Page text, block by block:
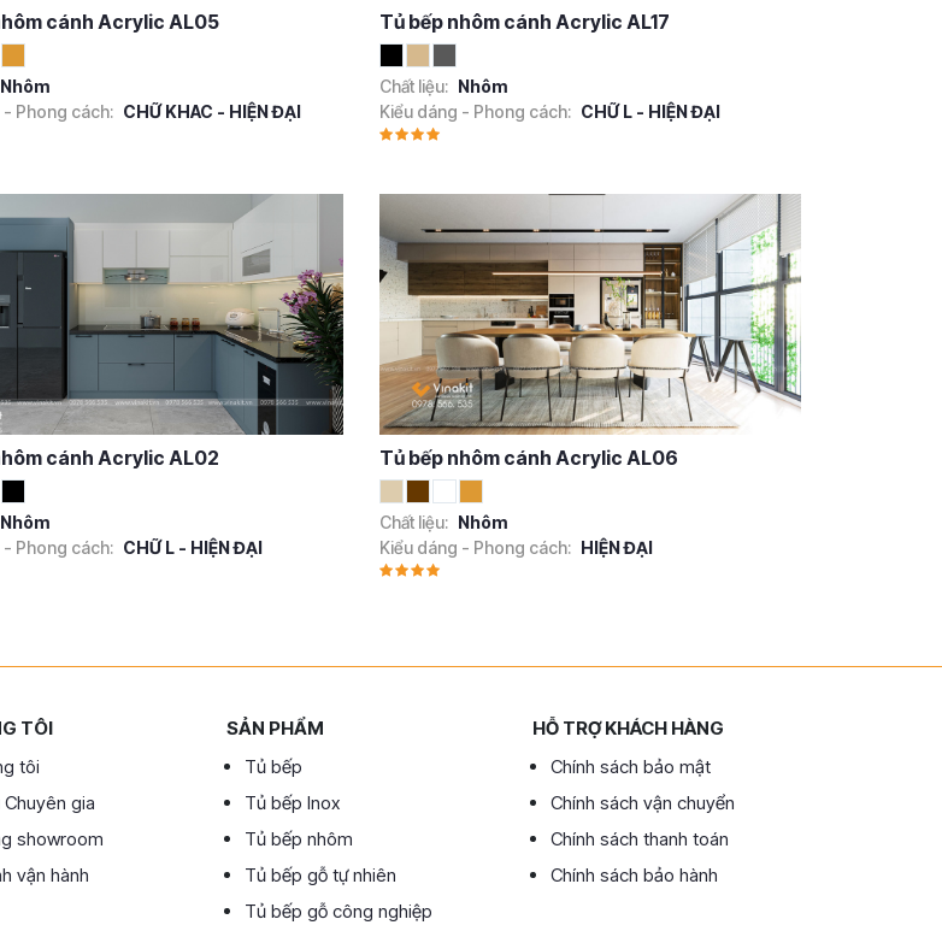
cánh Acrylic AL05
Nhôm
- Phong cách: CHỮ KHAC - HIỆN ĐẠI
Tủ bếp nhôm cánh Acrylic AL17
Chất liệu: Nhôm
Kiểu dáng - Phong cách: CHỮ L - HIỆN ĐẠI
cánh Acrylic AL02
Nhôm
- Phong cách: CHỮ L - HIỆN ĐẠI
Tủ bếp nhôm cánh Acrylic AL06
Chất liệu: Nhôm
Kiểu dáng - Phong cách: HIỆN ĐẠI
TÔI
tôi
gia
showroom
vận hành
SẢN PHẨM
Tủ bếp
Tủ bếp Inox
Tủ bếp nhôm
Tủ bếp gỗ tự nhiên
Tủ bếp gỗ công nghiệp
HỖ TRỢ KHÁCH HÀNG
Chính sách bảo mật
Chính sách vận chuyển
Chính sách thanh toán
Chính sách bảo hành